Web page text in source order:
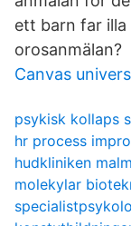
ett barn far illa
orosanmälan?
Canvas
psykisk kollaps
hr process
hudkliniken
molekylar